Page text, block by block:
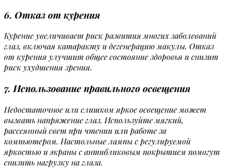
6. Отказ от курения
Курение увеличивает риск развития многих заболеваний
глаз, включая катаракту и дегенерацию макулы. Отказ
от курения улучшит общее состояние здоровья и снизит
риск ухудшения зрения.
7. Использование правильного освещения
Недостаточное или слишком яркое освещение может
вызвать напряжение глаз. Используйте мягкий,
рассеянный свет при чтении или работе за
компьютером. Настольные лампы с регулируемой
яркостью и экраны с антибликовым покрытием помогут
снизить нагрузку на глаза.